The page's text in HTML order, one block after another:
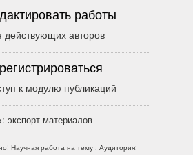
работы
действующих авторов
к модулю публикаций
: экспорт материалов
Научная работа на тему . Аудитория: